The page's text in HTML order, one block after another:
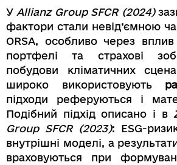
У Allianz Group SFCR (2024)
фактори стали невід’ємною
ORSA, особливо через вплив
портфелі та страхові
побудови кліматичних
широко використовують
підходи реферуються і
Подібний підхід описано і в
Group SFCR (2023): ESG-
внутрішні моделі, а
враховуються при